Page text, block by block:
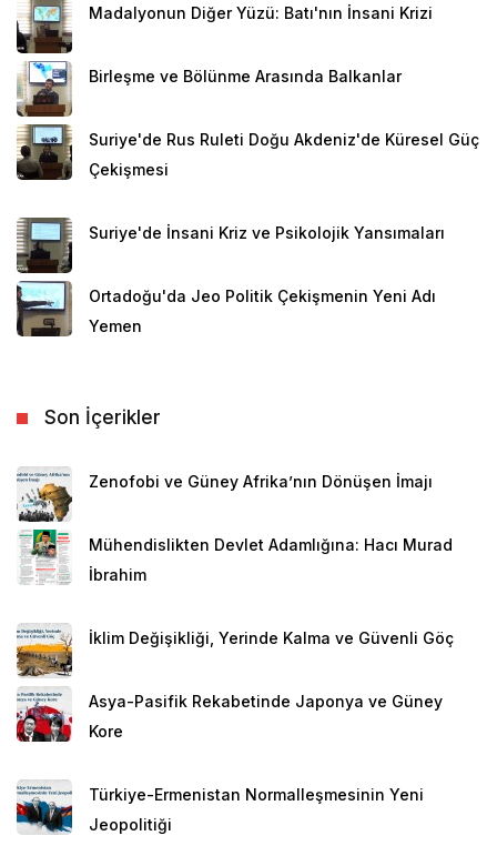
Madalyonun Diğer Yüzü: Batı'nın İnsani Krizi
Birleşme ve Bölünme Arasında Balkanlar
Suriye'de Rus Ruleti Doğu Akdeniz'de Küresel Güç
Çekişmesi
Suriye'de İnsani Kriz ve Psikolojik Yansımaları
Ortadoğu'da Jeo Politik Çekişmenin Yeni Adı
Yemen
Son İçerikler
Zenofobi ve Güney Afrika’nın Dönüşen İmajı
Mühendislikten Devlet Adamlığına: Hacı Murad
İbrahim
İklim Değişikliği, Yerinde Kalma ve Güvenli Göç
Asya-Pasifik Rekabetinde Japonya ve Güney
Kore
Türkiye-Ermenistan Normalleşmesinin Yeni
Jeopolitiği